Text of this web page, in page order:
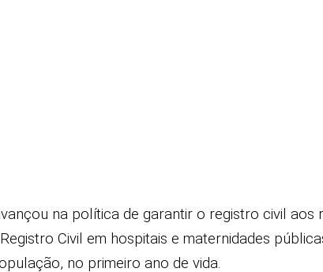
na política de garantir o registro civil aos
Civil em hospitais e maternidades
no primeiro ano de vida.